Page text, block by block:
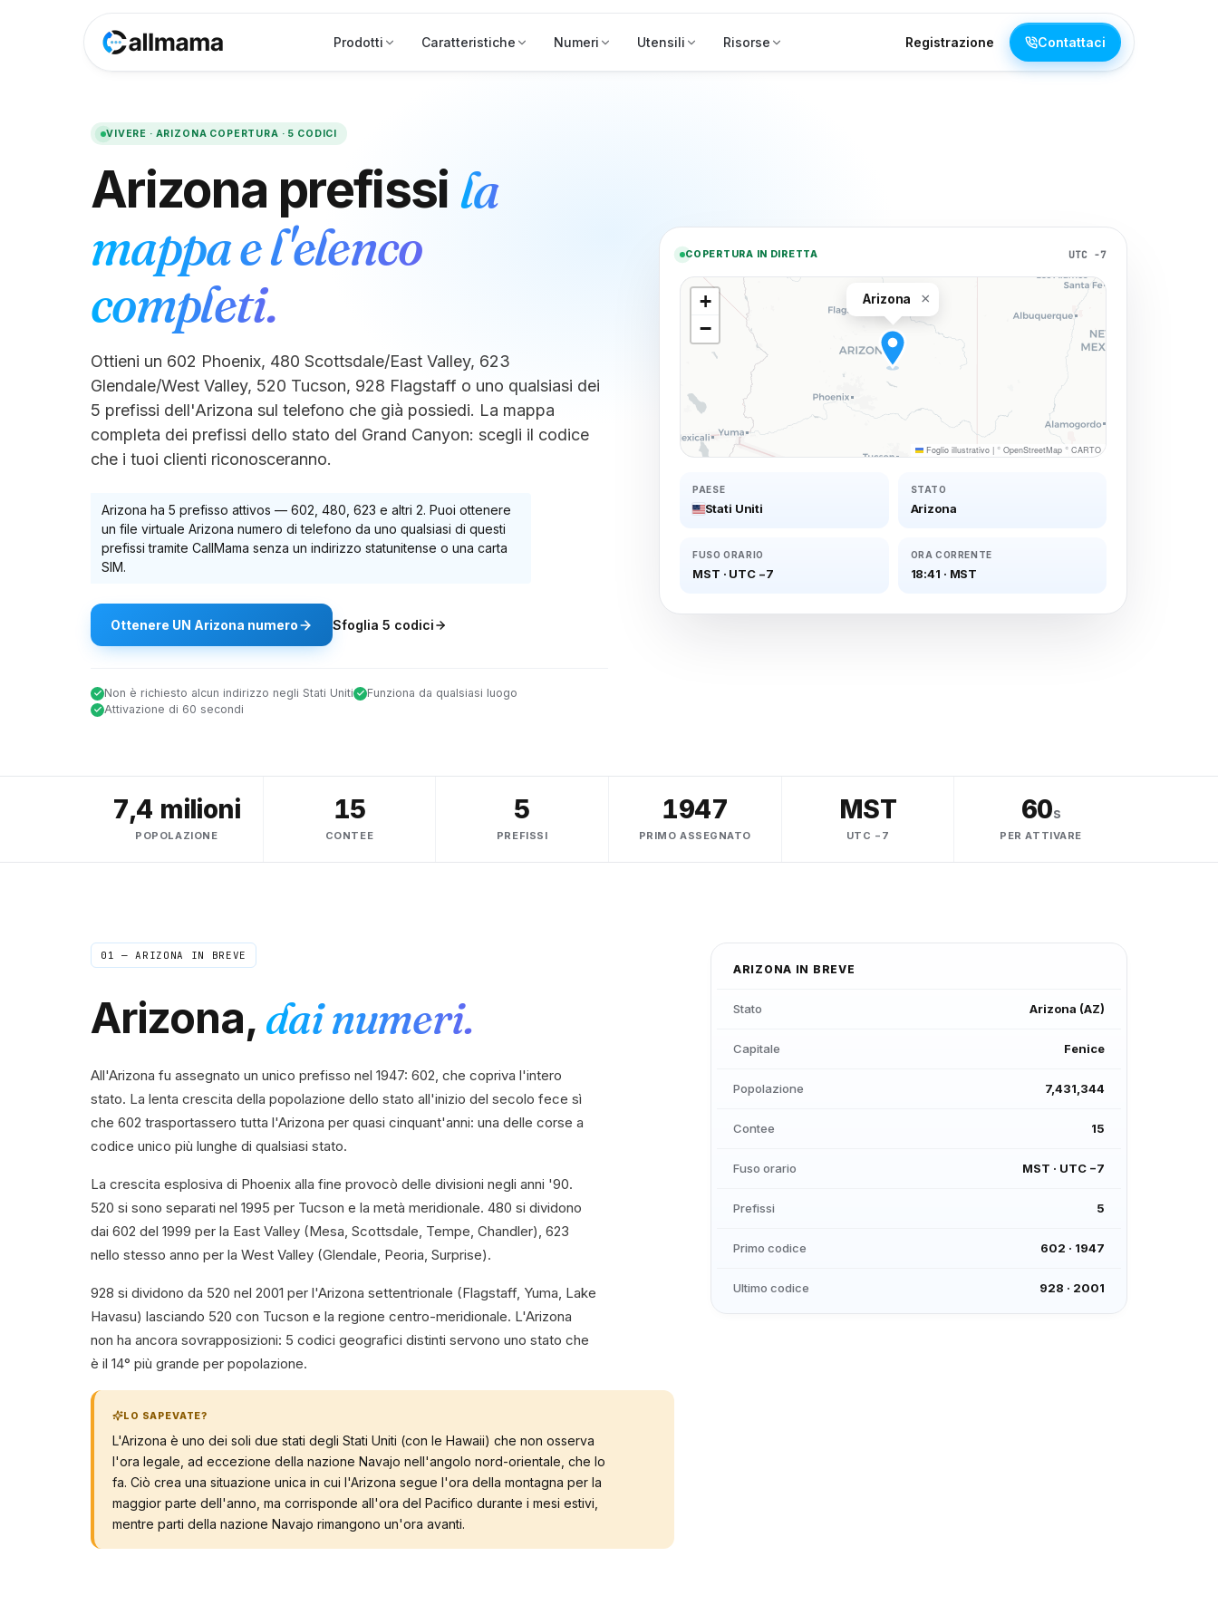
Prodotti Caratteristiche Numeri Utensili Risorse Registrazione Contattaci
VIVERE · ARIZONA COPERTURA · 5 CODICI
Arizona prefissi la
mappa e l'elenco
completi.
Ottieni un 602 Phoenix, 480 Scottsdale/East Valley, 623
Glendale/West Valley, 520 Tucson, 928 Flagstaff o uno qualsiasi dei
5 prefissi dell'Arizona sul telefono che già possiedi. La mappa
completa dei prefissi dello stato del Grand Canyon: scegli il codice
che i tuoi clienti riconosceranno.
Arizona ha 5 prefisso attivos — 602, 480, 623 e altri 2. Puoi ottenere
un file virtuale Arizona numero di telefono da uno qualsiasi di questi
prefissi tramite CallMama senza un indirizzo statunitense o una carta
SIM.
Ottenere UN Arizona numero Sfoglia 5 codici
Non è richiesto alcun indirizzo negli Stati Uniti
Funziona da qualsiasi luogo
Attivazione di 60 secondi
COPERTURA IN DIRETTA UTC −7
Arizona ×
+
−
Foglio illustrativo |© OpenStreetMap© CARTO
PAESE
Stati Uniti
STATO
Arizona
FUSO ORARIO
MST · UTC −7
ORA CORRENTE
18:41 · MST
7,4 milioni
POPOLAZIONE
15
CONTEE
5
PREFISSI
1947
PRIMO ASSEGNATO
MST
UTC −7
60s
PER ATTIVARE
01 —ARIZONA IN BREVE
Arizona, dai numeri.
All'Arizona fu assegnato un unico prefisso nel 1947: 602, che copriva l'intero
stato. La lenta crescita della popolazione dello stato all'inizio del secolo fece sì
che 602 trasportassero tutta l'Arizona per quasi cinquant'anni: una delle corse a
codice unico più lunghe di qualsiasi stato.
La crescita esplosiva di Phoenix alla fine provocò delle divisioni negli anni '90.
520 si sono separati nel 1995 per Tucson e la metà meridionale. 480 si dividono
dai 602 del 1999 per la East Valley (Mesa, Scottsdale, Tempe, Chandler), 623
nello stesso anno per la West Valley (Glendale, Peoria, Surprise).
928 si dividono da 520 nel 2001 per l'Arizona settentrionale (Flagstaff, Yuma, Lake
Havasu) lasciando 520 con Tucson e la regione centro-meridionale. L'Arizona
non ha ancora sovrapposizioni: 5 codici geografici distinti servono uno stato che
è il 14° più grande per popolazione.
LO SAPEVATE?
L'Arizona è uno dei soli due stati degli Stati Uniti (con le Hawaii) che non osserva
l'ora legale, ad eccezione della nazione Navajo nell'angolo nord-orientale, che lo
fa. Ciò crea una situazione unica in cui l'Arizona segue l'ora della montagna per la
maggior parte dell'anno, ma corrisponde all'ora del Pacifico durante i mesi estivi,
mentre parti della nazione Navajo rimangono un'ora avanti.
ARIZONA IN BREVE
Stato Arizona (AZ)
Capitale Fenice
Popolazione 7,431,344
Contee 15
Fuso orario MST · UTC −7
Prefissi 5
Primo codice 602 · 1947
Ultimo codice 928 · 2001